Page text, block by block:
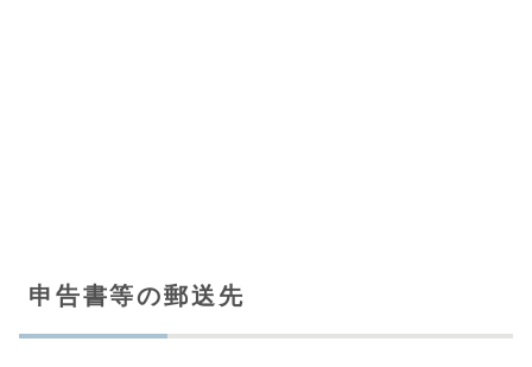
申告書等の郵送先